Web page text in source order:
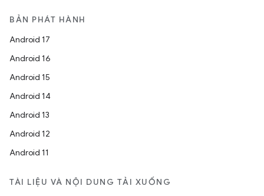
BẢN PHÁT HÀNH
Android 17
Android 16
Android 15
Android 14
Android 13
Android 12
Android 11
TÀI LIỆU VÀ NỘI DUNG TẢI XUỐNG